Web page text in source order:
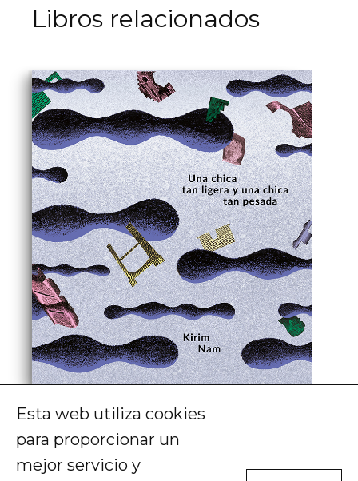
Libros relacionados
Kirim Nam
Una chica tan ligera y una chica tan
pesada
Esta web utiliza cookies
para proporcionar un
mejor servicio y